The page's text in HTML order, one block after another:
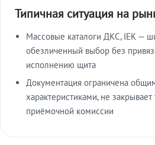
Типичная ситуация на
Массовые каталоги ДКС, IEK —
обезличенный выбор без
исполнению щита
Документация ограничена
характеристиками, не закрывает
приёмочной комиссии